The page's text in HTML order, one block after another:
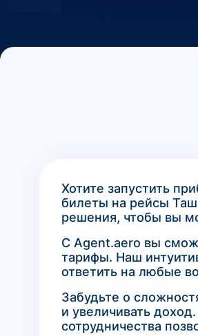
Хотите запустить
билеты на рейсы
решения, чтобы вы
С Agent.aero вы
тарифы. Наш
ответить на любые
Забудьте о
и увеличивать
сотрудничества